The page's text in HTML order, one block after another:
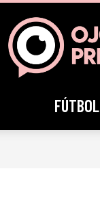
FÚTBOL